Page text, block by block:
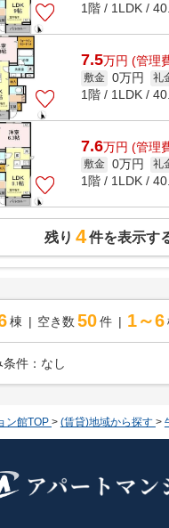
1階 / 1LDK /
7.5万円 (管理
敷金 0万円 礼
1階 / 1LDK /
7.6万円 (管理
敷金 0万円 礼
1階 / 1LDK /
残り 4件を表示す
棟 空き数 50 件 1～6
件： なし
ン館TOP > (賃貸)地域から探す >